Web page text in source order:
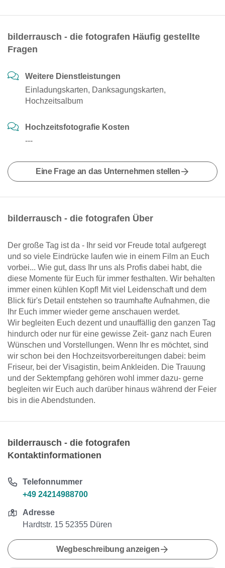
bilderrausch - die fotografen Häufig gestellte
Fragen
Weitere Dienstleistungen
Einladungskarten, Danksagungskarten,
Hochzeitsalbum
Hochzeitsfotografie Kosten
---
Eine Frage an das Unternehmen stellen
bilderrausch - die fotografen Über
Der große Tag ist da - Ihr seid vor Freude total aufgeregt
und so viele Eindrücke laufen wie in einem Film an Euch
vorbei... Wie gut, dass Ihr uns als Profis dabei habt, die
diese Momente für Euch für immer festhalten. Wir behalten
immer einen kühlen Kopf! Mit viel Leidenschaft und dem
Blick für's Detail entstehen so traumhafte Aufnahmen, die
Ihr Euch immer wieder gerne anschauen werdet.
Wir begleiten Euch dezent und unauffällig den ganzen Tag
hindurch oder nur für eine gewisse Zeit- ganz nach Euren
Wünschen und Vorstellungen. Wenn Ihr es möchtet, sind
wir schon bei den Hochzeitsvorbereitungen dabei: beim
Friseur, bei der Visagistin, beim Ankleiden. Die Trauung
und der Sektempfang gehören wohl immer dazu- gerne
begleiten wir Euch auch darüber hinaus während der Feier
bis in die Abendstunden.
bilderrausch - die fotografen
Kontaktinformationen
Telefonnummer
+49 24214988700
Adresse
Hardtstr. 15 52355 Düren
Wegbeschreibung anzeigen